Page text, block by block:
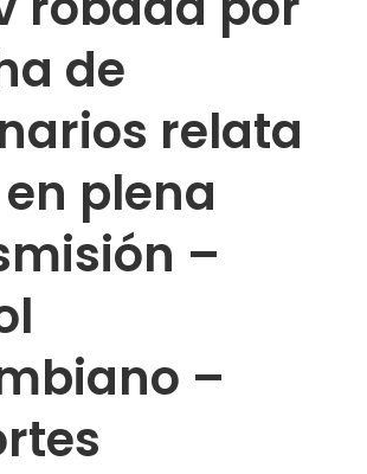
de
relata
plena
–
–